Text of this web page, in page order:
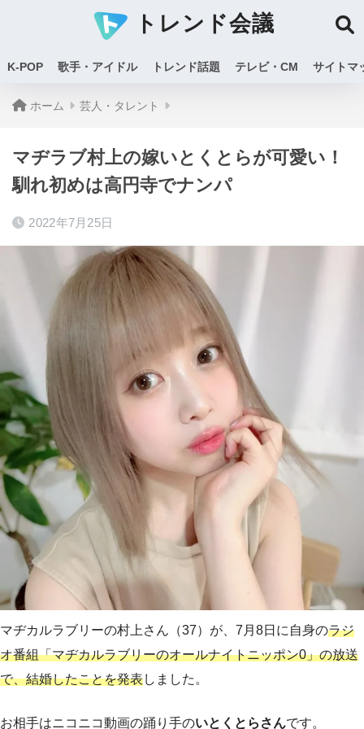
トレンド会議
K-POP 歌手・アイドル トレンド話題 テレビ・CM サイトマ
ホーム 芸人・タレント
マヂラブ村上の嫁いとくとらが可愛い！
馴れ初めは高円寺でナンパ
2022年7月25日
マヂカルラブリーの村上さん（37）が、7月8日に自身のラジ
オ番組「マヂカルラブリーのオールナイトニッポン0」の放送
で、結婚したことを発表しました。
お相手はニコニコ動画の踊り手のいとくとらさんです。